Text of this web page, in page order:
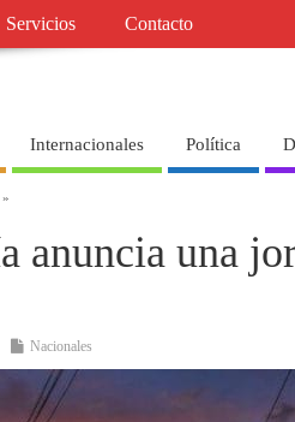
Servicios Contacto
Internacionales Política
anuncia una
Nacionales